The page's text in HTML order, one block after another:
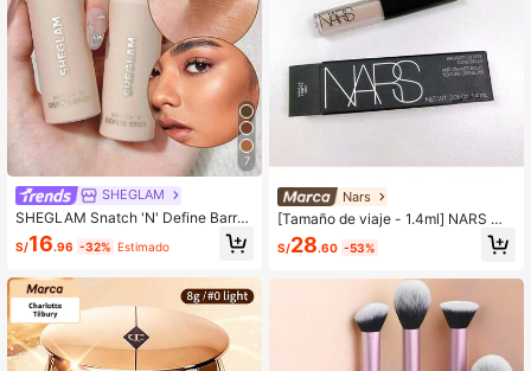
7
SHEGLAM
SHEGLAM Snatch 'N' Define Barra-
Terracotta Marca De Belleza Cosm
éTica Maquillaje Para Mujeres Y Ni
S/16.96 -32% Estimado
Nars
[Tamaño de viaje - 1.4ml] NARS Mi
ni Radiant Creamy Concealer #L2-
VANILLA-1.4ml Muy claro con subt
Medio con subtonos neutros
S/28.60 -53%